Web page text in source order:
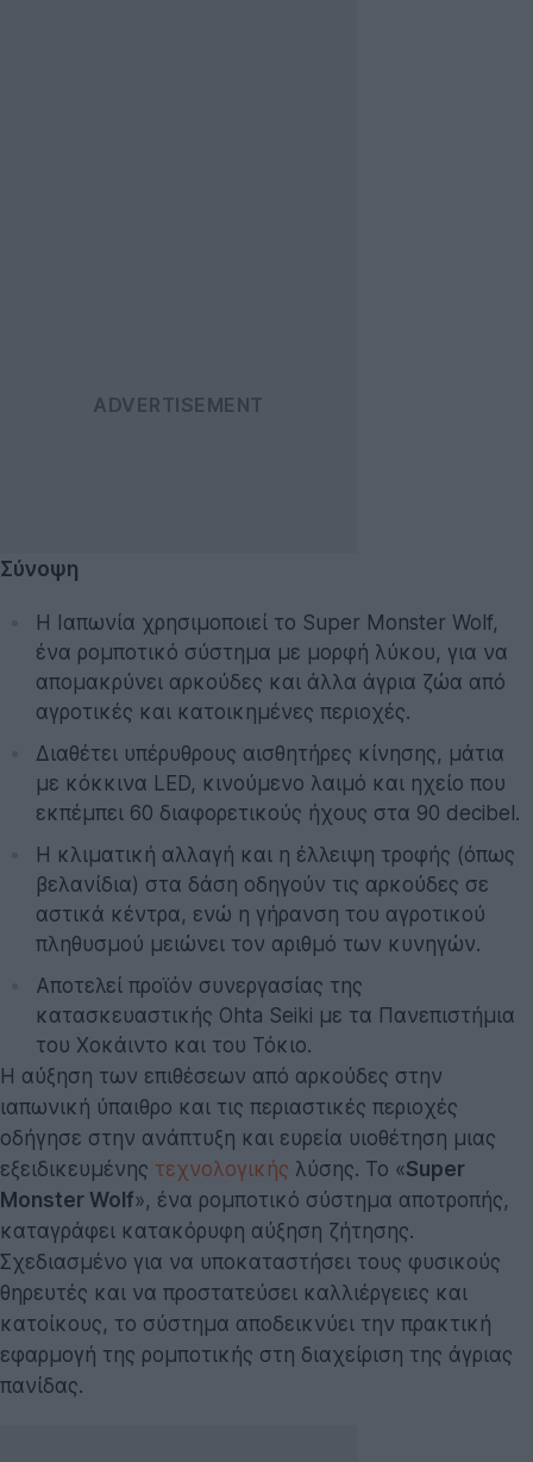
Σύνοψη
Η Ιαπωνία χρησιμοποιεί το Super Monster Wolf,
ένα ρομποτικό σύστημα με μορφή λύκου, για να
απομακρύνει αρκούδες και άλλα άγρια ζώα από
αγροτικές και κατοικημένες περιοχές.
Διαθέτει υπέρυθρους αισθητήρες κίνησης, μάτια
με κόκκινα LED, κινούμενο λαιμό και ηχείο που
εκπέμπει 60 διαφορετικούς ήχους στα 90 decibel.
Η κλιματική αλλαγή και η έλλειψη τροφής (όπως
βελανίδια) στα δάση οδηγούν τις αρκούδες σε
αστικά κέντρα, ενώ η γήρανση του αγροτικού
πληθυσμού μειώνει τον αριθμό των κυνηγών.
Αποτελεί προϊόν συνεργασίας της
κατασκευαστικής Ohta Seiki με τα Πανεπιστήμια
του Χοκάιντο και του Τόκιο.
Η αύξηση των επιθέσεων από αρκούδες στην
ιαπωνική ύπαιθρο και τις περιαστικές περιοχές
οδήγησε στην ανάπτυξη και ευρεία υιοθέτηση μιας
εξειδικευμένης τεχνολογικής λύσης. Το «Super
Monster Wolf», ένα ρομποτικό σύστημα αποτροπής,
καταγράφει κατακόρυφη αύξηση ζήτησης.
Σχεδιασμένο για να υποκαταστήσει τους φυσικούς
θηρευτές και να προστατεύσει καλλιέργειες και
κατοίκους, το σύστημα αποδεικνύει την πρακτική
εφαρμογή της ρομποτικής στη διαχείριση της άγριας
πανίδας.